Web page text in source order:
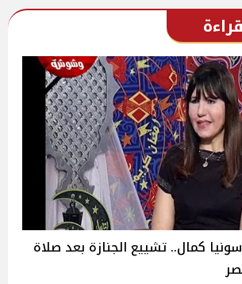
كمال.. تشييع الجنازة بعد صلاة